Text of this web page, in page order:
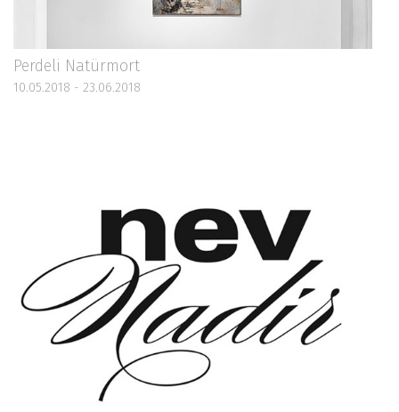
Perdeli Natürmort
10.05.2018 - 23.06.2018